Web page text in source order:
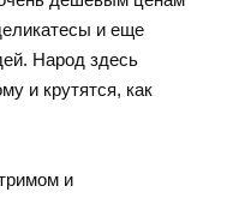
и еще
Народ здесь
и крутятся, как
и